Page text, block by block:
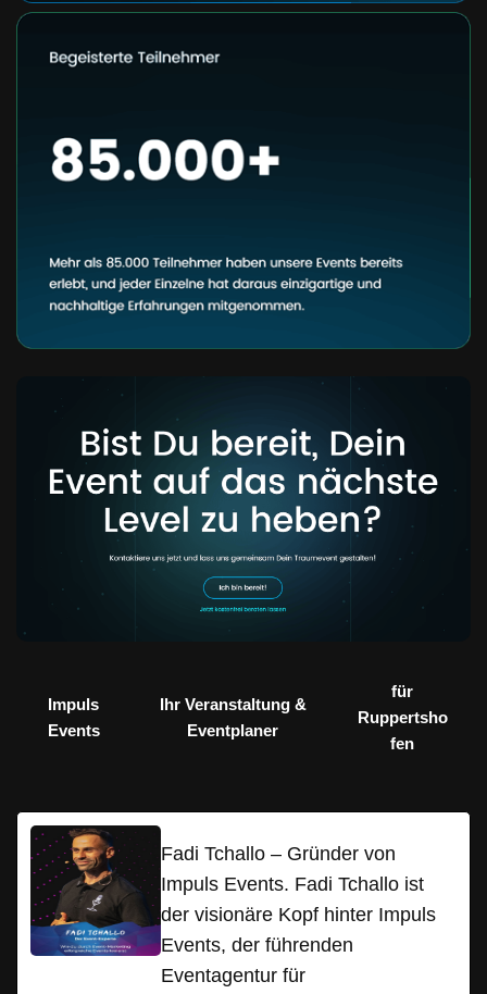
Impuls
Events
Ihr Veranstaltung &
Eventplaner
für
Ruppertsho
fen
Fadi Tchallo – Gründer von
Impuls Events. Fadi Tchallo ist
der visionäre Kopf hinter Impuls
Events, der führenden
Eventagentur für